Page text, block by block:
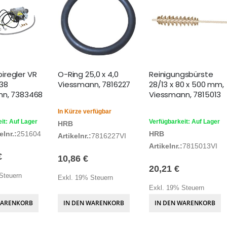
VR
7383468
Auf Lager
251604
O-Ring 25,0 x 4,0
Viessmann, 7816227
In Kürze verfügbar
HRB
Artikelnr.:7816227VI
10,86 €
Exkl. 19% Steuern
IN DEN WARENKORB
Reinigungsbürste
28/13 x 80 x 500 mm,
Viessmann, 7815013
Verfügbarkeit: Auf Lager
HRB
Artikelnr.:7815013VI
20,21 €
Exkl. 19% Steuern
IN DEN WARENKORB